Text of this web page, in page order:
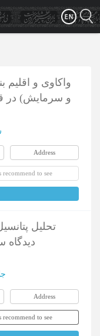
واکاوی و اقلیم
و سرمایش) در
Address
recommend to see
تحلیل
دیدگاه
Address
recommend to see